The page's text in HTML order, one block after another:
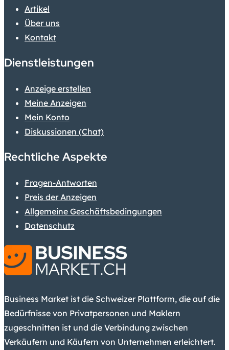
Artikel
Über uns
Kontakt
Dienstleistungen
Anzeige erstellen
Meine Anzeigen
Mein Konto
Diskussionen (Chat)
Rechtliche Aspekte
Fragen-Antworten
Preis der Anzeigen
Allgemeine Geschäftsbedingungen
Datenschutz
Business Market ist die Schweizer Plattform, die auf die
Bedürfnisse von Privatpersonen und Maklern
zugeschnitten ist und die Verbindung zwischen
Verkäufern und Käufern von Unternehmen erleichtert.